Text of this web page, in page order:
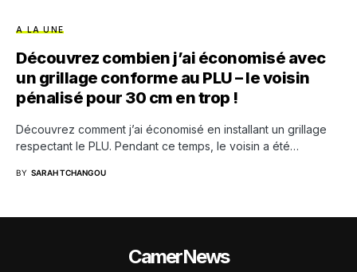
A LA UNE
Découvrez combien j’ai économisé avec
un grillage conforme au PLU – le voisin
pénalisé pour 30 cm en trop !
Découvrez comment j’ai économisé en installant un grillage
respectant le PLU. Pendant ce temps, le voisin a été…
BY SARAH TCHANGOU
CamerNews